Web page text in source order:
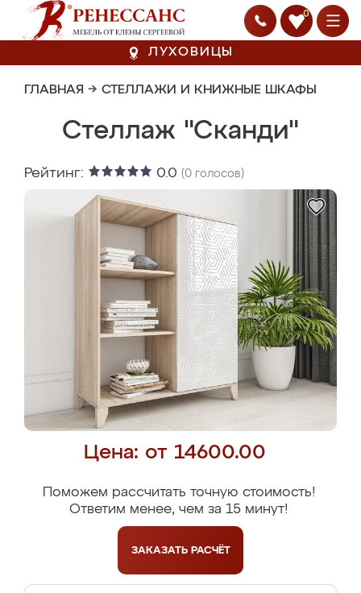
0
ЛУХОВИЦЫ
ГЛАВНАЯ → СТЕЛЛАЖИ И КНИЖНЫЕ ШКАФЫ
Стеллаж "Сканди"
Рейтинг: 0.0 (0 голосов)
Цена: от 14600.00
Поможем рассчитать точную стоимость!
Ответим менее, чем за 15 минут!
ЗАКАЗАТЬ РАСЧЁТ